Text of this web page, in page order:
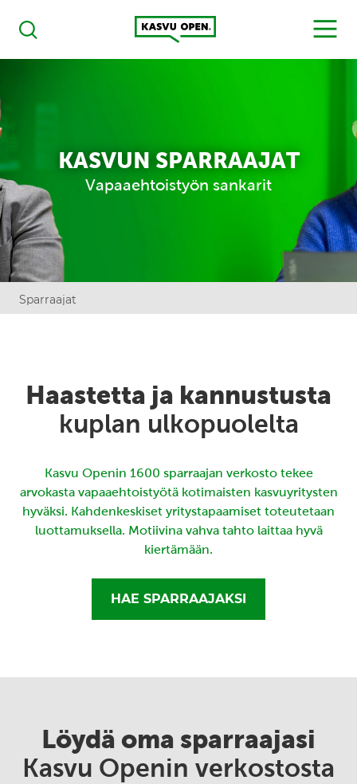
Haku
Kasvu Open
MENU
KASVUN SPARRAAJAT
Vapaaehtoistyön sankarit
Sparraajat
Haastetta ja kannustusta
kuplan ulkopuolelta
Kasvu Openin 1600 sparraajan verkosto tekee
arvokasta vapaaehtoistyötä kotimaisten kasvuyritysten
hyväksi. Kahdenkeskiset yritystapaamiset toteutetaan
luottamuksella. Motiivina vahva tahto laittaa hyvä
kiertämään.
HAE SPARRAAJAKSI
Löydä oma sparraajasi
Kasvu Openin verkostosta